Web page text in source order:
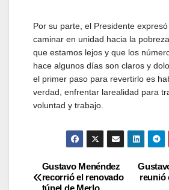
Por su parte, el Presidente
caminar en unidad hacia la
que estamos lejos y que los
hace algunos días son claros y
el primer paso para revertirlo es
verdad, enfrentar larealidad para
voluntad y trabajo.
Navegaciónreunió
Gustavo Menéndez
recorrió el renovado